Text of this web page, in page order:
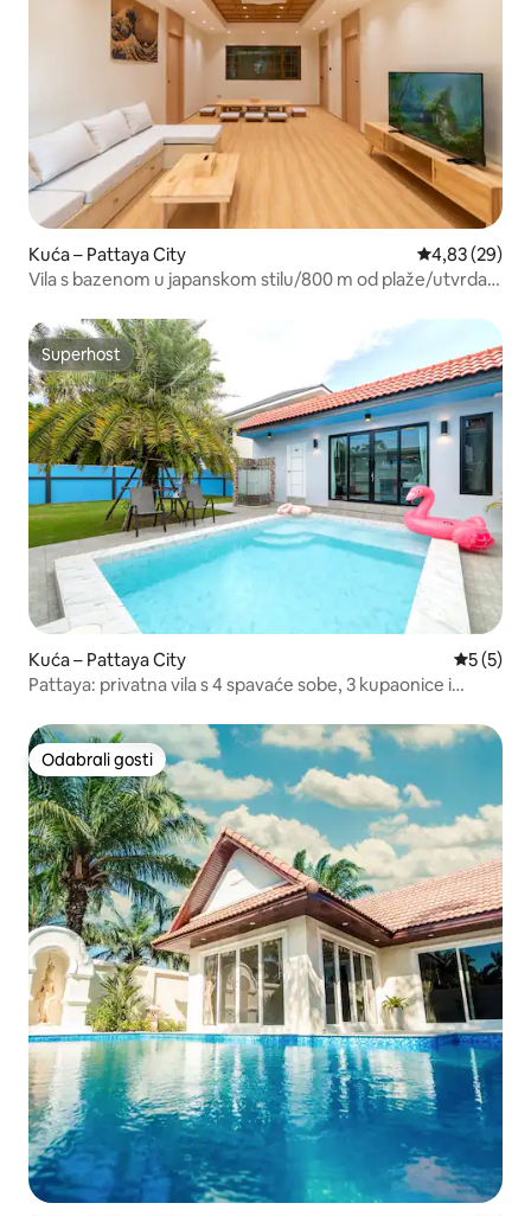
Kuća – Pattaya City Prosječna
4,83 (29)
Vila s bazenom u japanskom stilu/800 m od plaže/utvrda
Superhost
Superhost
Kuća – Pattaya City
5 (5)
Pattaya: privatna vila s 4 spavaće sobe, 3 kupaonice i
Odabrali gosti
Odabrali gosti